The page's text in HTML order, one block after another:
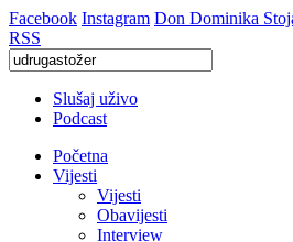
Facebook Instagram Don Dominika
RSS
Slušaj uživo
Podcast
Početna
Vijesti
Vijesti
Obavijesti
Interview